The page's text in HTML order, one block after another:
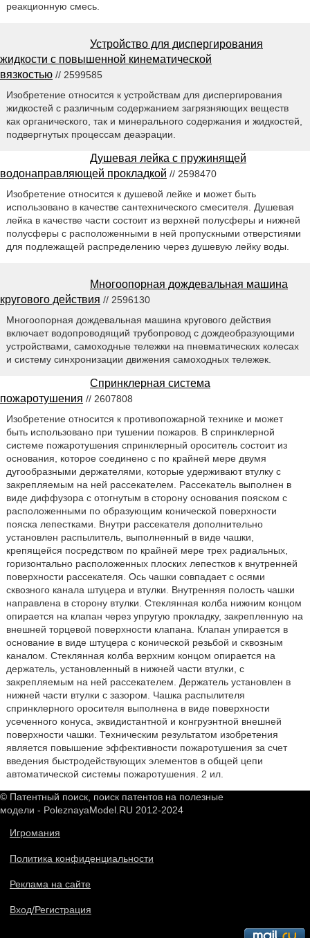
реакционную смесь.
Устройство для диспергирования
жидкости с повышенной кинематической
вязкостью // 2599585
Изобретение относится к устройствам для диспергирования
жидкостей с различным содержанием загрязняющих веществ
как органического, так и минерального содержания и жидкостей,
подвергнутых процессам деаэрации.
Душевая лейка с пружинящей
водонаправляющей прокладкой // 2598470
Изобретение относится к душевой лейке и может быть
использовано в качестве сантехнического смесителя. Душевая
лейка в качестве части состоит из верхней полусферы и нижней
полусферы с расположенными в ней пропускными отверстиями
для подлежащей распределению через душевую лейку воды.
Многоопорная дождевальная машина
кругового действия // 2596130
Многоопорная дождевальная машина кругового действия
включает водопроводящий трубопровод с дождеобразующими
устройствами, самоходные тележки на пневматических колесах
и систему синхронизации движения самоходных тележек.
Спринклерная система
пожаротушения // 2607808
Изобретение относится к противопожарной технике и может
быть использовано при тушении пожаров. В спринклерной
системе пожаротушения спринклерный ороситель состоит из
основания, которое соединено с по крайней мере двумя
дугообразными держателями, которые удерживают втулку с
закрепляемым на ней рассекателем. Рассекатель выполнен в
виде диффузора с отогнутым в сторону основания пояском с
расположенными по образующим конической поверхности
пояска лепестками. Внутри рассекателя дополнительно
установлен распылитель, выполненный в виде чашки,
крепящейся посредством по крайней мере трех радиальных,
горизонтально расположенных плоских лепестков к внутренней
поверхности рассекателя. Ось чашки совпадает с осями
сквозного канала штуцера и втулки. Внутренняя полость чашки
направлена в сторону втулки. Стеклянная колба нижним концом
опирается на клапан через упругую прокладку, закрепленную на
внешней торцевой поверхности клапана. Клапан упирается в
основание в виде штуцера с конической резьбой и сквозным
каналом. Стеклянная колба верхним концом опирается на
держатель, установленный в нижней части втулки, с
закрепляемым на ней рассекателем. Держатель установлен в
нижней части втулки с зазором. Чашка распылителя
спринклерного оросителя выполнена в виде поверхности
усеченного конуса, эквидистантной и конгруэнтной внешней
поверхности чашки. Техническим результатом изобретения
является повышение эффективности пожаротушения за счет
введения быстродействующих элементов в общей цепи
автоматической системы пожаротушения. 2 ил.
© Патентный поиск, поиск патентов на полезные
модели - PoleznayaModel.RU 2012-2024
Игромания
Политика конфиденциальности
Реклама на сайте
Вход/Регистрация